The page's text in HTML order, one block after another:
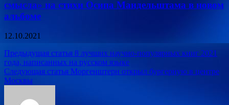
смысла» на стихи Осипа Мандельштама в новом
альбоме
12.10.2021
Навигация
по
записям
Предыдущая статья 8 лучших научно-популярных книг 2021
года, написанных на русском языке
Следующая статья Моргенштерн открыл бургерную в центре
Москвы